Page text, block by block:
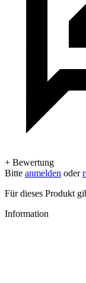
+ Bewertung
Bitte anmelden oder
Für dieses Produkt
Information